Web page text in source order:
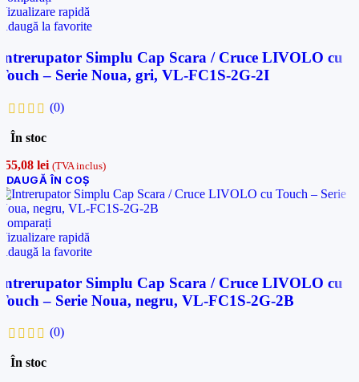
rapidă
la favorite
Simplu Cap Scara / Cruce LIVOLO cu
– Serie Noua, gri, VL-FC1S-2G-2I
(0)
În stoc
lei (TVA inclus)
ÎN COȘ
rapidă
la favorite
Simplu Cap Scara / Cruce LIVOLO cu
– Serie Noua, negru, VL-FC1S-2G-2B
(0)
În stoc